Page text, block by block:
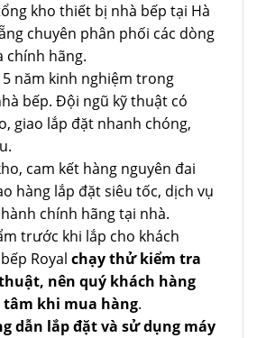
kho thiết bị nhà bếp tại Hà
chuyên phân phối các dòng
chính hãng.
năm kinh nghiệm trong
bếp. Đội ngũ kỹ thuật có
giao lắp đặt nhanh chóng,
cam kết hàng nguyên đai
hàng lắp đặt siêu tốc, dịch vụ
chính hãng tại nhà.
trước khi lắp cho khách
Royal chạy thử kiểm tra
nên quý khách hàng
khi mua hàng.
dẫn lắp đặt và sử dụng máy